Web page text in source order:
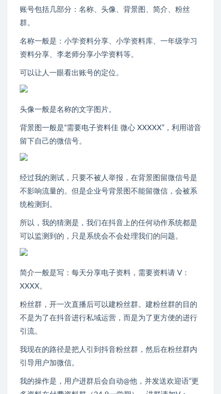
账号包括几部分：名称、头像、背景图、简介、粉丝
群。
名称一般是：小学资料分享、小学资料库、一年级学习
资料分享、李老师分享小学资料等。
可以让人一眼看出账号的定位。
头像一般是名称的文字图片。
背景图一般是“需要电子资料佳 微心 XXXXX”，利用谐音
留下自己的微信号。
经过我的测试，只要不被人举报，在背景图留微信号是
不影响流量的。但是企业号背景图不能留微信，会被系
统检测到。
所以，我的猜测是，我们在抖音上的任何动作系统都是
可以监测到的，只是系统会不会处理我们的问题。
简介一般是写：每天分享电子资料，需要资料请 V：
XXXX。
粉丝群，开一次直播后可以建粉丝群。建粉丝群的目的
不是为了在抖音进行私域运营，而是为了更方便的进行
引流。
我现在的路径是把人引到抖音粉丝群，然后在粉丝群内
引导用户加微信。
我的操作是，用户进群后会自动@他，并发送欢迎语“更